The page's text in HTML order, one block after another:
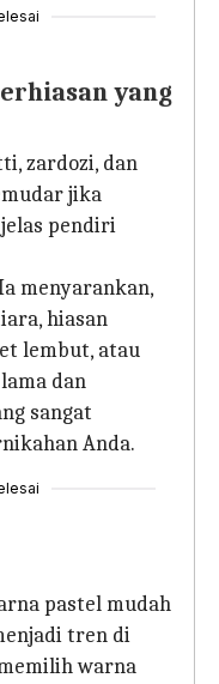
yang
zardozi, dan
jika
pendiri
menyarankan,
hiasan
lembut, atau
dan
sangat
Anda.
pastel mudah
tren di
warna